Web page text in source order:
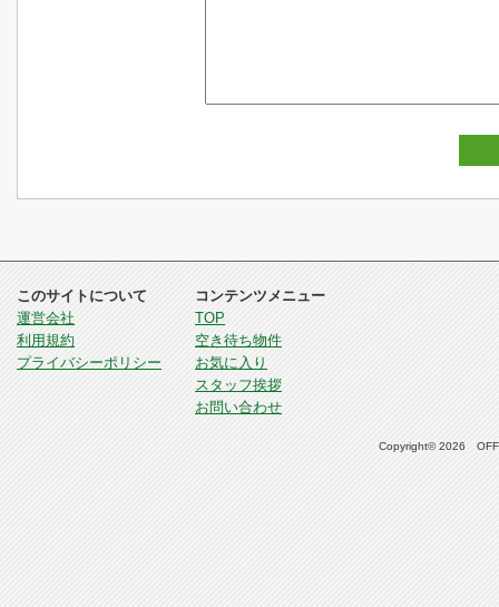
このサイトについて
運営会社
利用規約
プライバシーポリシー
コンテンツメニュー
TOP
空き待ち物件
お気に入り
スタッフ挨拶
お問い合わせ
Copyright© 2026